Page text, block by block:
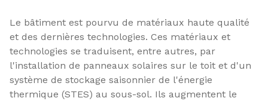
Le bâtiment est pourvu de matériaux haute qualité
et des dernières technologies. Ces matériaux et
technologies se traduisent, entre autres, par
l'installation de panneaux solaires sur le toit et d'un
système de stockage saisonnier de l'énergie
thermique (STES) au sous-sol. Ils augmentent le